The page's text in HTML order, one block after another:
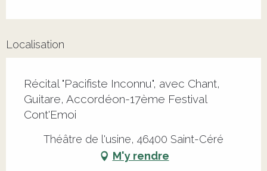
Localisation
Récital "Pacifiste Inconnu", avec Chant,
Guitare, Accordéon-17ème Festival
Cont'Emoi
Théâtre de l'usine, 46400 Saint-Céré
M'y rendre